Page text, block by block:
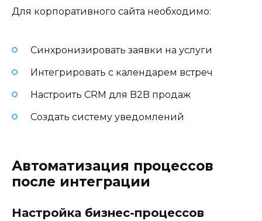
Для корпоративного сайта необходимо:
Синхронизировать заявки на услуги
Интегрировать с календарем встреч
Настроить CRM для B2B продаж
Создать систему уведомлений
Автоматизация процессов
после интеграции
Настройка бизнес-процессов